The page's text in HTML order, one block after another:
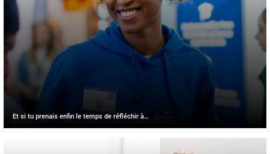
Et si tu prenais enfin le temps de réfléchir à…